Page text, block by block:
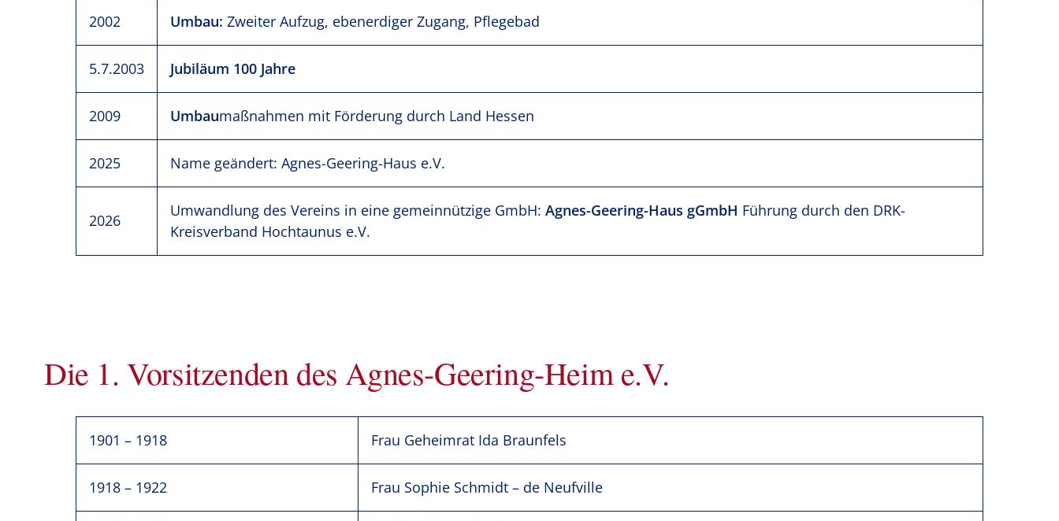
2002 Umbau: Zweiter Aufzug, ebenerdiger Zugang, Pflegebad
5.7.2003 Jubiläum 100 Jahre
2009 Umbaumaßnahmen mit Förderung durch Land Hessen
2025 Name geändert: Agnes-Geering-Haus e.V.
2026
Umwandlung des Vereins in eine gemeinnützige GmbH: Agnes-Geering-Haus gGmbH Führung durch den DRK-
Kreisverband Hochtaunus e.V.
Die 1. Vorsitzenden des Agnes-Geering-Heim e.V.
1901 – 1918 Frau Geheimrat Ida Braunfels
1918 – 1922 Frau Sophie Schmidt – de Neufville